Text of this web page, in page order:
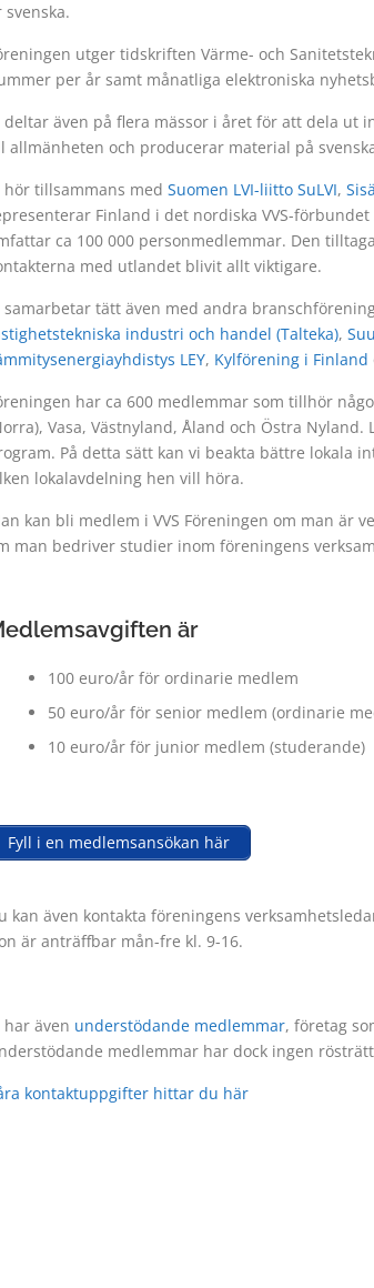
svenska.
utger tidskriften Värme- och
per år samt månatliga elektroniska
deltar även på flera mässor i året för att dela ut
allmänheten och producerar material på
hör tillsammans med Suomen LVI-liitto SuLVI,
Finland i det nordiska VVS-förbundet
ca 100 000 personmedlemmar. Den
med utlandet blivit allt viktigare.
samarbetar tätt även med andra
industri och handel (Talteka),
LEY, Kylförening i Finland
har ca 600 medlemmar som tillhör
Vasa, Västnyland, Åland och Östra
På detta sätt kan vi beakta bättre lokala
lokalavdelning hen vill höra.
kan bli medlem i VVS Föreningen om man är
man bedriver studier inom föreningens
är
100 euro/år för ordinarie medlem
50 euro/år för senior medlem (ordinarie
10 euro/år för junior medlem (studerande)
Fyll i en medlemsansökan här
kan även kontakta föreningens
är anträffbar mån-fre kl. 9-16.
har även understödande medlemmar, företag
medlemmar har dock ingen
kontaktuppgifter hittar du här